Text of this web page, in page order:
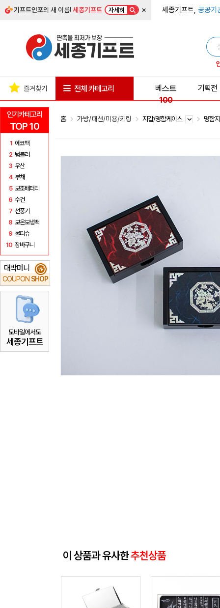
기프트인포의 새 이름!세종기프트 자세히 × 세종기프트, 공공기
인기카테고리
TOP 10
1 에코백
2 텀블러
3 우산
4 부채
5 보조배터리
6 수건
7 선풍기
8 보온보냉백
9 물티슈
10 장바구니
대박머니
COUPON SHOP
₩
모바일에서도
세종기프트
즐겨찾기 전체 카테고리
베스트
100
기획전
홈 가방/패션/미용/키링 지갑/명함케이스 명함
이 상품과 유사한추천상품